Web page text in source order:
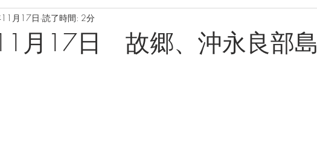
月17日 故郷、沖永良部島
月17日 読了時間: 2分